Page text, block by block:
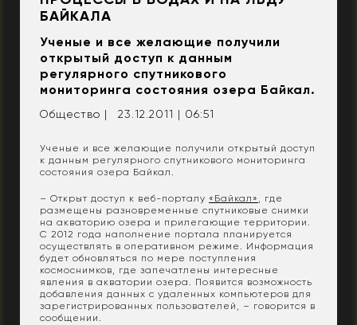
БАЙКАЛА
Ученые и все желающие получили
открытый доступ к данным
регулярного спутникового
мониторинга состояния озера Байкал.
Общество | 23.12.2011 | 06:51
Ученые и все желающие получили открытый доступ
к данным регулярного спутникового мониторинга
состояния озера Байкал.
– Открыт доступ к веб-порталу «Байкал» , где
размещены разновременные спутниковые снимки
на акваторию озера и прилегающие территории.
С 2012 года наполнение портала планируется
осуществлять в оперативном режиме. Информация
будет обновляться по мере поступления
космоснимков, где запечатлены интересные
явления в акватории озера. Появится возможность
добавления данных с удаленных компьютеров для
зарегистрированных пользователей, – говорится в
сообщении.